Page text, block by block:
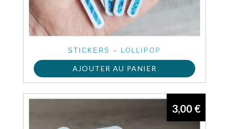
STICKERS – LOLLIPOP
AJOUTER AU PANIER
3,00 €